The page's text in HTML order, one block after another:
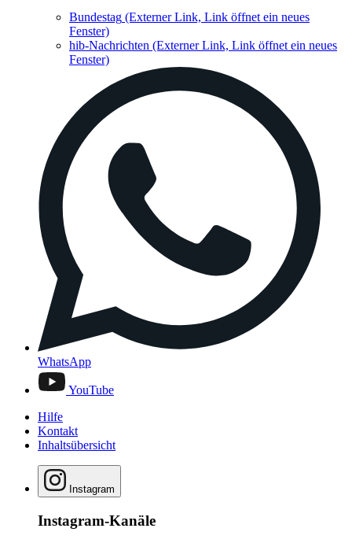
Bundestag (Externer Link, Link öffnet ein neues
Fenster)
hib-Nachrichten (Externer Link, Link öffnet ein neues
Fenster)
WhatsApp
YouTube
Hilfe
Kontakt
Inhaltsübersicht
Instagram
Instagram-Kanäle